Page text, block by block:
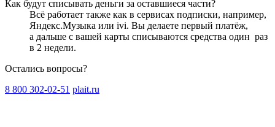
Как будут списывать деньги за оставшиеся части?
Всё работает также как в сервисах подписки, например,
Яндекс.Музыка или ivi. Вы делаете первый платёж,
а дальше с вашей карты списываются средства один раз
в 2 недели.
Остались вопросы?
8 800 302-02-51 plait.ru